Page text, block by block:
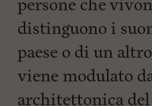
persone che
distinguono i
paese o di un
viene modulato
architettonica del